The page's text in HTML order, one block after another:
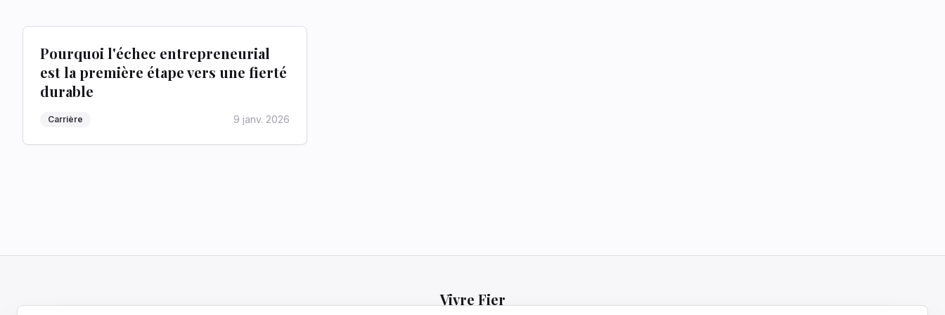
Pourquoi l'échec entrepreneurial
est la première étape vers une fierté
durable
Carrière 9 janv. 2026
Vivre Fier